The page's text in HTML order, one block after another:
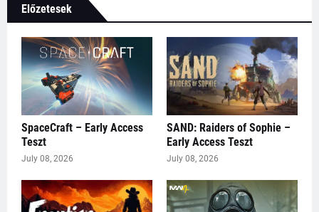
Előzetesek
SpaceCraft – Early Access
Teszt
July 08, 2026
SAND: Raiders of Sophie –
Early Access Teszt
July 08, 2026